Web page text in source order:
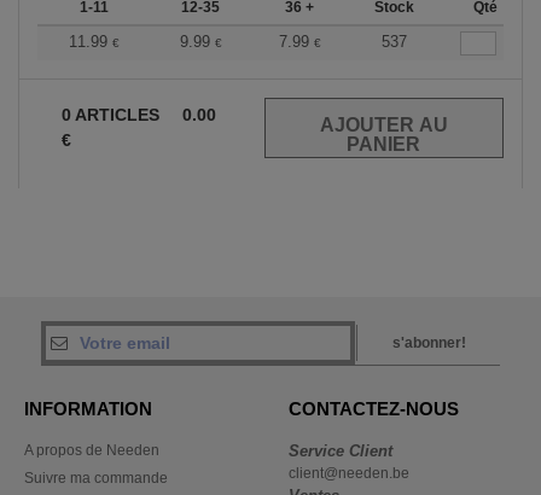
1-11 12-35 36 + Stock Qté
11.99 € 9.99 € 7.99 € 537
0 ARTICLES
0.00
€
s'abonner!
INFORMATION
A propos de Needen
Suivre ma commande
CONTACTEZ-NOUS
Service Client
client@needen.be